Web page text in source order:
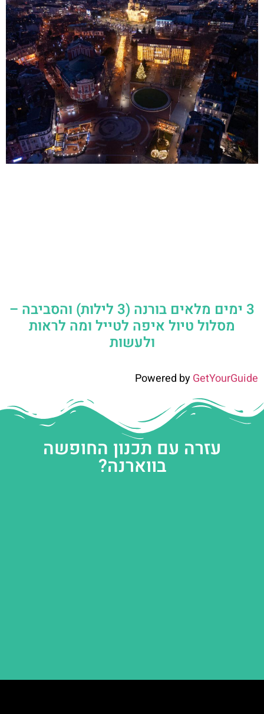
3 ימים מלאים בורנה (3 לילות) והסביבה –
מסלול טיול איפה לטייל ומה לראות
ולעשות
Powered byGetYourGuide
עזרה עם תכנון החופשה
בווארנה?